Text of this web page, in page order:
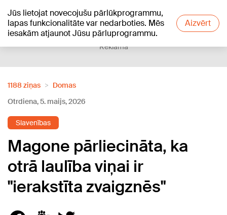
Jūs lietojat novecojušu pārlūkprogrammu,
lapas funkcionalitāte var nedarboties. Mēs
iesakām atjaunot Jūsu pārluprogrammu.
Aizvērt
+12°C
Reklāma
1188 ziņas
Domas
Otrdiena, 5. maijs, 2026
Slavenības
Magone pārliecināta, ka
otrā laulība viņai ir
"ierakstīta zvaigznēs"